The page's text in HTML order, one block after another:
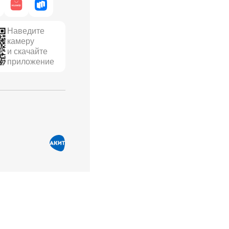
Наведите
камеру
и скачайте
приложение